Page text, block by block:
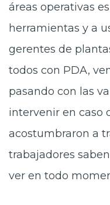
áreas operativas
herramientas y a
gerentes de
todos con PDA,
pasando con las
intervenir en caso
acostumbraron a
trabajadores
ver en todo